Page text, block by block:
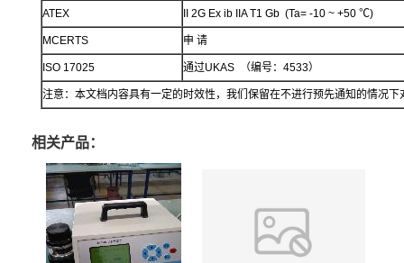
ATEX II 2G Ex ib IIA T1 Gb (Ta= -10 ~ +50 ℃)
MCERTS 申 请
ISO 17025 通过UKAS （编号：4533）
注意：本文档内容具有一定的时效性，我们保留在不进行预先通知的情况
相关产品：